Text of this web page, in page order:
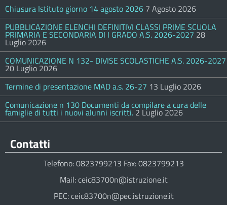
Chiusura Istituto giorno 14 agosto 2026 7 Agosto 2026
PUBBLICAZIONE ELENCHI DEFINITIVI CLASSI PRIME SCUOLA
PRIMARIA E SECONDARIA DI I GRADO A.S. 2026-2027 28
Luglio 2026
COMUNICAZIONE N 132- DIVISE SCOLASTICHE A.S. 2026-2027
20 Luglio 2026
Termine di presentazione MAD a.s. 26-27 13 Luglio 2026
Comunicazione n 130 Documenti da compilare a cura delle
famiglie di tutti i nuovi alunni iscritti. 2 Luglio 2026
Contatti
Telefono: 0823799213 Fax: 0823799213
Mail: ceic83700n@istruzione.it
PEC: ceic83700n@pec.istruzione.it